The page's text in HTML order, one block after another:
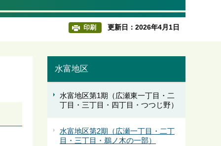
印刷 更新日：2026年4月1日
水富地区
水富地区第1期（広瀬東一丁目・二
丁目・三丁目・四丁目・つつじ野）
水富地区第2期（広瀬一丁目・二丁
目・三丁目・鵜ノ木の一部）